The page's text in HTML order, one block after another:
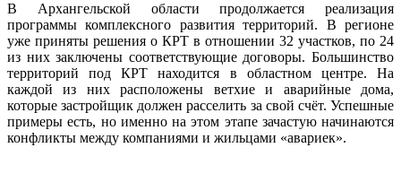
В Архангельской области продолжается реализация
программы комплексного развития территорий. В регионе
уже приняты решения о КРТ в отношении 32 участков, по 24
из них заключены соответствующие договоры. Большинство
территорий под КРТ находится в областном центре. На
каждой из них расположены ветхие и аварийные дома,
которые застройщик должен расселить за свой счёт. Успешные
примеры есть, но именно на этом этапе зачастую начинаются
конфликты между компаниями и жильцами «авариек».